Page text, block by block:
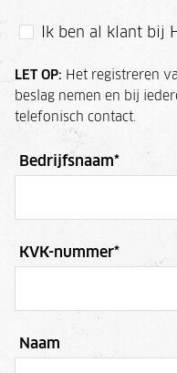
Ik ben al klant bij
LET OP: Het registreren
beslag nemen en bij
telefonisch contact.
Bedrijfsnaam*
KVK-nummer*
Naam